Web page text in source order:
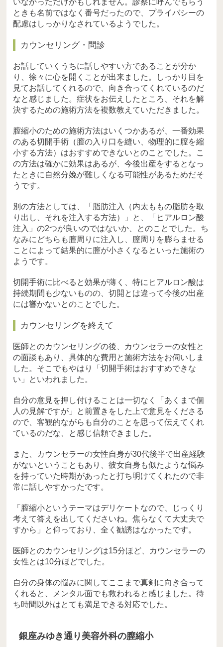
いなかっただけかもしれません。診察に呼んでもらう
ときも名前ではなく番号だったので、プライバシーの
配慮はしっかりなされているようでした。
カウンセリング・問診
お話していくうちに話しやすい方であることが分か
り、徐々に心を開くことが出来ました。しっかり目を
見てお話してくれるので、向き合ってくれているのだ
なと感じました。症状をお伝えしたところ、それを解
決するための施術方法を複数教えていただきました。
膣縮小のための施術方法はいくつかあるが、一番効果
のある切開手術（膣の入り口を縫い、物理的に膣を縮
小する方法）はおすすめできないとのことでした。こ
の方法は確かに効果はあるが、今後出産をするとなっ
たときに自然分娩が難しくなる可能性があるためだそ
うです。
別の方法としては、「脂肪注入（内太ももの脂肪を取
り出し、それを注入する方法）」と、「ヒアルロン酸
注入」の2つが良いのではないか、とのことでした。ち
なみにどちらも膣周りに注入し、膣周りを膨らませる
ことによって結果的に膣が小さくなるといった施術の
ようです。
切開手術に比べると効果が薄く、特にヒアルロン酸は
持続期間も少ないものの、切開とは違って今後の出産
には響かないとのことでした。
カウンセリングを終えて
医師とのカウンセリングの後、カウンセラーの女性と
の面談もあり、具体的な費用と施術方法をお伺いしま
した。そこでもやはり「切開手術はおすすめできな
い」といわれました。
自分の意見を押し付けることは一切なく「あくまで個
人の見解ですが」と前置きをした上で意見をくださる
ので、客観的ながらも自分のことを思って伝えてくれ
ているのだな、と感じ信頼できました。
また、カウンセラーの女性自身が30代後半で出産経験
がないということもあり、彼女自身も似たような悩み
を持っていた時期があったと打ち明けてくれたので非
常に話しやすかったです。
「膣縮小というテーマはデリケートなので、じっくり
考えて答えを出してくださいね。焦らなくて大丈夫で
すから」と仰っており、全く勧誘はなかったです。
医師とのカウンセリングは15分ほど、カウンセラーの
女性とは10分ほどでした。
自分の身体の悩みに関してここまで真剣に向き合って
くれると、メンタル面でも救われると感じました。待
ち時間以外はとても満足できる対応でした。
銀座みゆき通り美容外科の膣縮小